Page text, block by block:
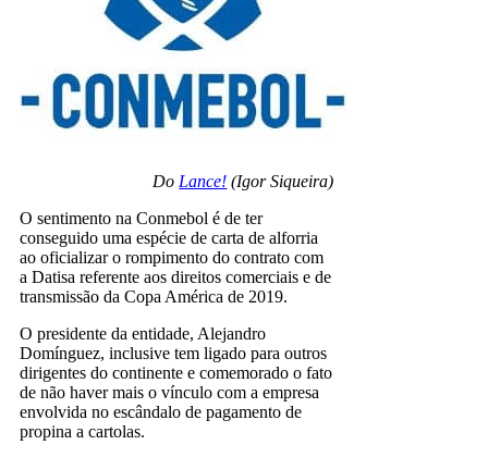
Do Lance! (Igor Siqueira)
O sentimento na Conmebol é de ter
conseguido uma espécie de carta de alforria
ao oficializar o rompimento do contrato com
a Datisa referente aos direitos comerciais e de
transmissão da Copa América de 2019.
O presidente da entidade, Alejandro
Domínguez, inclusive tem ligado para outros
dirigentes do continente e comemorado o fato
de não haver mais o vínculo com a empresa
envolvida no escândalo de pagamento de
propina a cartolas.